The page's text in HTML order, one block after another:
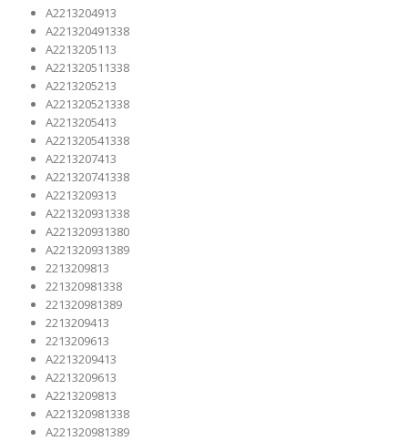
A2213204913
A221320491338
A2213205113
A221320511338
A2213205213
A221320521338
A2213205413
A221320541338
A2213207413
A221320741338
A2213209313
A221320931338
A221320931380
A221320931389
2213209813
221320981338
221320981389
2213209413
2213209613
A2213209413
A2213209613
A2213209813
A221320981338
A221320981389